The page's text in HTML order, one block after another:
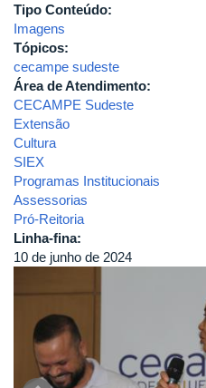
Tipo Conteúdo:
Imagens
Tópicos:
cecampe sudeste
Área de Atendimento:
CECAMPE Sudeste
Extensão
Cultura
SIEX
Programas Institucionais
Assessorias
Pró-Reitoria
Linha-fina:
10 de junho de 2024